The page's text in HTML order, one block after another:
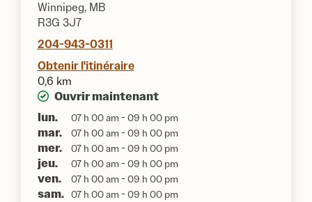
Winnipeg, MB
R3G 3J7
204-943-0311
Obtenir l'itinéraire
0,6 km
Ouvrir maintenant
lun.
07 h 00 am - 09 h 00 pm
mar. 07 h 00 am - 09 h 00 pm
mer. 07 h 00 am - 09 h 00 pm
jeu. 07 h 00 am - 09 h 00 pm
ven. 07 h 00 am - 09 h 00 pm
sam. 07 h 00 am - 09 h 00 pm